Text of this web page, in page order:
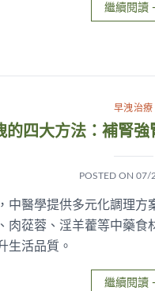
繼續閱讀
早洩治療
的四大方法：補腎
POSTED ON 07/
中醫學提供多元化調理
肉蓯蓉、淫羊藿等中藥
生活品質。
繼續閱讀